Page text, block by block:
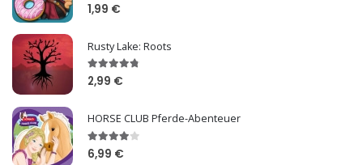
1,99 €
Rusty Lake: Roots
2,99 €
HORSE CLUB Pferde-Abenteuer
6,99 €